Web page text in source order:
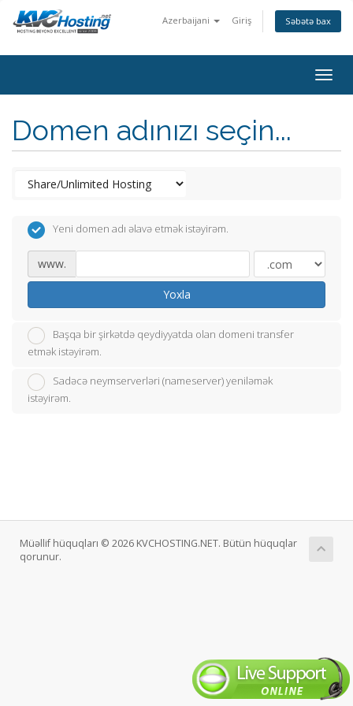
Azerbaijani Giriş Səbətə bax
Domen adınızı seçin...
Yeni domen adı əlavə etmək istəyirəm.
www.
Yoxla
Başqa bir şirkətdə qeydiyyatda olan domeni transfer
etmək istəyirəm.
Sadəcə neymserverləri (nameserver) yeniləmək
istəyirəm.
Müəllif hüquqları © 2026 KVCHOSTING.NET. Bütün hüquqlar
qorunur.